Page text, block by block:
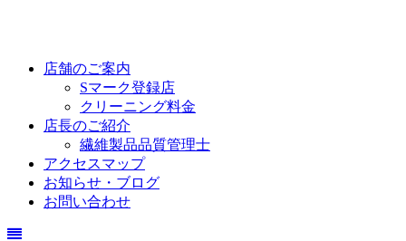
店舗のご案内
Sマーク登録店
クリーニング料金
店長のご紹介
繊維製品品質管理士
アクセスマップ
お知らせ・ブログ
お問い合わせ